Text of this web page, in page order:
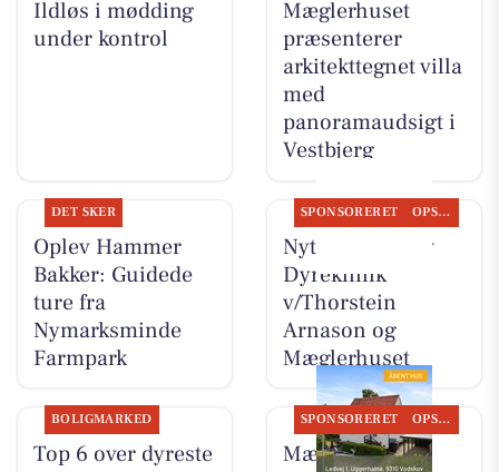
Ildløs i mødding
under kontrol
Mæglerhuset
præsenterer
arkitekttegnet villa
med
panoramaudsigt i
Vestbjerg
DET SKER
Oplev Hammer
Bakker: Guidede
ture fra
Nymarksminde
Farmpark
SPONSORERET OPSLAGSTAVLEN
Nyt fra Vodskov
Dyreklinik
v/Thorstein
Arnason og
Mæglerhuset
BOLIGMARKED
Top 6 over dyreste
SPONSORERET OPSLAGSTAVLEN
Mæglerhuset